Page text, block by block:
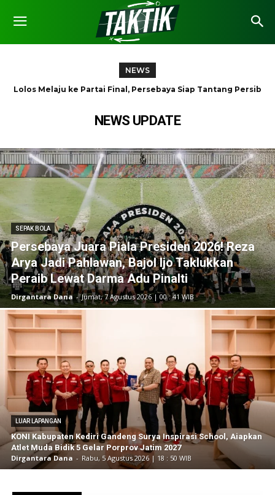
NEWS
Lolos Melaju ke Partai Final, Persebaya Siap Tantang Persib
Kejurnas Bola Tangan Junior 2026 Resmi Bergulir di
NEWS UPDATE
SEPAK BOLA
Persebaya Juara Piala Presiden 2026! Reza
Arya Jadi Pahlawan, Bajol Ijo Taklukkan
Peraib Lewat Darma Adu Pinalti
Dirgantara Dana - Jumat, 7 Agustus 2026 | 00 : 41 WIB
LUAR LAPANGAN
KONI Kabupaten Kediri Gandeng Surya Inspirasi School, Aiapkan
Atlet Muda Bidik 5 Gelar Porprov Jatim 2027
Dirgantara Dana - Rabu, 5 Agustus 2026 | 18 : 50 WIB